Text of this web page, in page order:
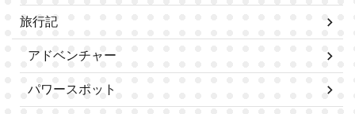
旅行記
アドベンチャー
パワースポット